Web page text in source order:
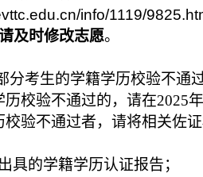
info/1119/
及时修改志愿。
考生的学籍学历校验不通
校验不通过的，请在2025
校验不通过者，请将相关佐
的学籍学历认证报告；